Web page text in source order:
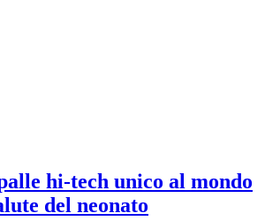
hi-tech unico al mondo
del neonato